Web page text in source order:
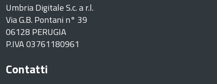
Umbria Digitale S.c. a r.l.
Via G.B. Pontani n° 39
06128 PERUGIA
P.IVA 03761180961
Contatti